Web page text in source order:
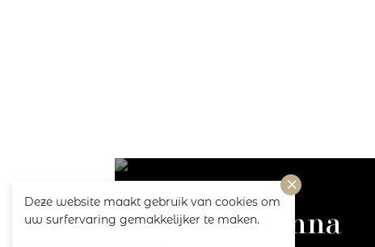
Deze website maakt gebruik van cookies om
uw surfervaring gemakkelijker te maken.
Prima Donna